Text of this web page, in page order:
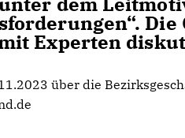
Experten
über die